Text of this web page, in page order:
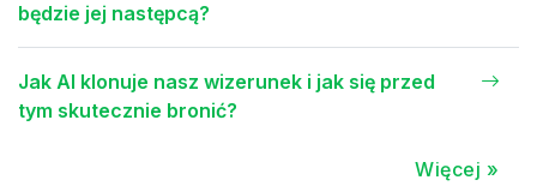
będzie jej następcą?
Jak AI klonuje nasz wizerunek i jak się przed
tym skutecznie bronić?
Więcej »